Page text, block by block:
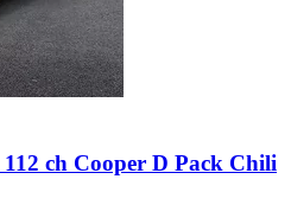
112 ch Cooper D Pack Chili